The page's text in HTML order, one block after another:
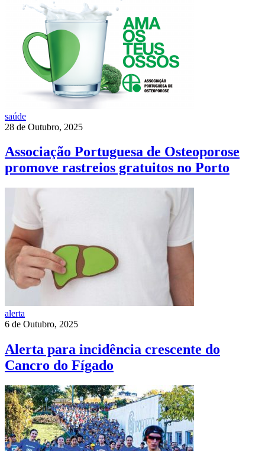
saúde
28 de Outubro, 2025
Associação Portuguesa de Osteoporose
promove rastreios gratuitos no Porto
alerta
6 de Outubro, 2025
Alerta para incidência crescente do
Cancro do Fígado